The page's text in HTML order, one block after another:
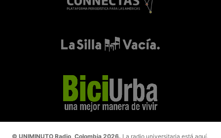
© UNIMINUTO Radio, Colombia 2026. La radio universitaria está aquí.